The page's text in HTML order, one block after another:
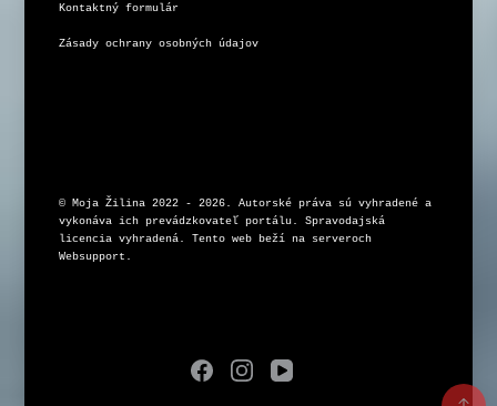
Kontaktný formulár
Zásady ochrany osobných údajov
© Moja Žilina 2022 - 2026. Autorské práva sú vyhradené a
vykonáva ich prevádzkovateľ portálu. Spravodajská
licencia vyhradená. Tento web beží na serveroch